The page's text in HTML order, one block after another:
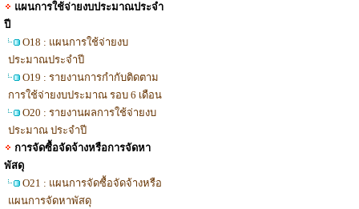
แผนการใช้จ่ายงบประมาณประจำ
ปี
O18 : แผนการใช้จ่ายงบ
ประมาณประจำปี
O19 : รายงานการกำกับติดตาม
การใช้จ่ายงบประมาณ รอบ 6 เดือน
O20 : รายงานผลการใช้จ่ายงบ
ประมาณ ประจำปี
การจัดซื้อจัดจ้างหรือการจัดหา
พัสดุ
O21 : แผนการจัดซื้อจัดจ้างหรือ
แผนการจัดหาพัสดุ